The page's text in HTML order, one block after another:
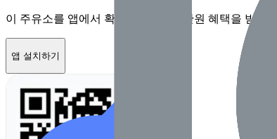
이 주유소를 앱에서 확인하고 최대 1만원 혜택을 받아보
앱 설치하기